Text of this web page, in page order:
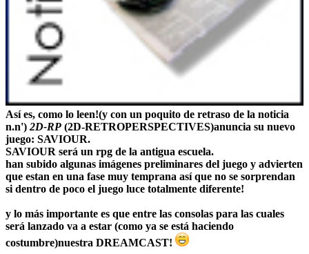
Así es, como lo leen!(y con un poquito de retraso de la noticia
n.n') 2D-RP (2D-RETROPERSPECTIVES)anuncia su nuevo
juego: SAVIOUR.
SAVIOUR será un rpg de la antigua escuela.
han subido algunas imágenes preliminares del juego y advierten
que estan en una fase muy temprana así que no se sorprendan
si dentro de poco el juego luce totalmente diferente!
y lo más importante es que entre las consolas para las cuales
será lanzado va a estar (como ya se está haciendo
costumbre)nuestra DREAMCAST!